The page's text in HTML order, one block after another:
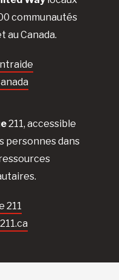
communautés
au Canada.
211, accessible
personnes dans
211